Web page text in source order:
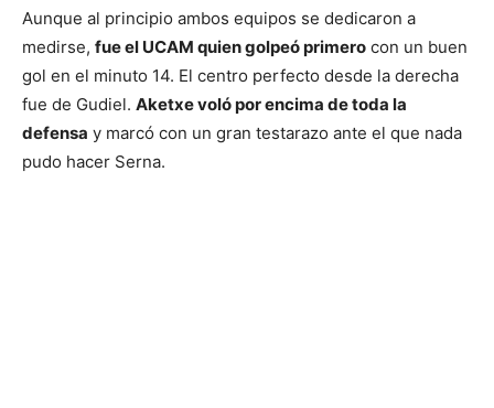
Aunque al principio ambos equipos se dedicaron a
medirse, fue el UCAM quien golpeó primero con un buen
gol en el minuto 14. El centro perfecto desde la derecha
fue de Gudiel. Aketxe voló por encima de toda la
defensa y marcó con un gran testarazo ante el que nada
pudo hacer Serna.